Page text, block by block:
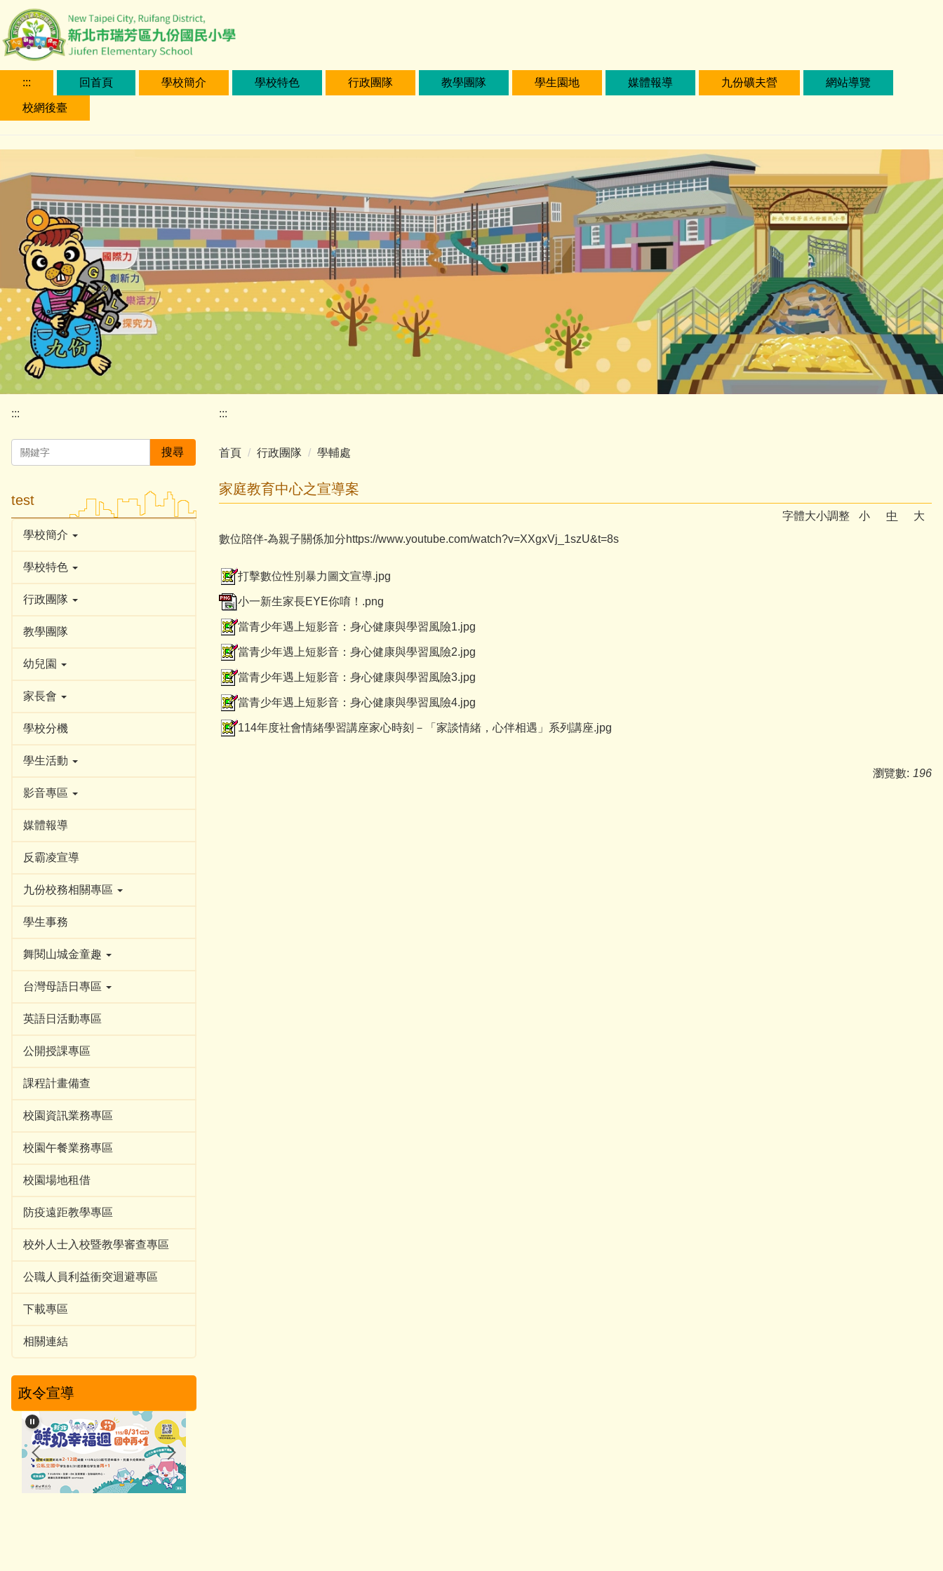
到
主
::: 回首頁 學校簡介 學校特色 行政團隊 教學團隊 學生園地 媒體報導 九份礦夫營 網站導覽
校網後臺
:::
搜尋
test
學校簡介
學校特色
行政團隊
教學團隊
幼兒園
家長會
學校分機
學生活動
影音專區
媒體報導
反霸凌宣導
九份校務相關專區
學生事務
舞閱山城金童趣
台灣母語日專區
英語日活動專區
公開授課專區
課程計畫備查
校園資訊業務專區
校園午餐業務專區
校園場地租借
防疫遠距教學專區
校外人士入校暨教學審查專區
公職人員利益衝突迴避專區
下載專區
相關連結
政令宣導
:::
首頁 行政團隊 學輔處
家庭教育中心之宣導案
字體大小調整 小 中
大
數位陪伴-為親子關係加分https://www.youtube.com/watch?v=XXgxVj_1szU&t=8s
打擊數位性別暴力圖文宣導.jpg
小一新生家長EYE你唷！.png
當青少年遇上短影音：身心健康與學習風險1.jpg
當青少年遇上短影音：身心健康與學習風險2.jpg
當青少年遇上短影音：身心健康與學習風險3.jpg
當青少年遇上短影音：身心健康與學習風險4.jpg
114年度社會情緒學習講座家心時刻－「家談情緒，心伴相遇」系列講座.jpg
瀏覽數: 196